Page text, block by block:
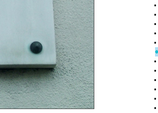
•
•
•
•
•
•
•
•
•
•
•